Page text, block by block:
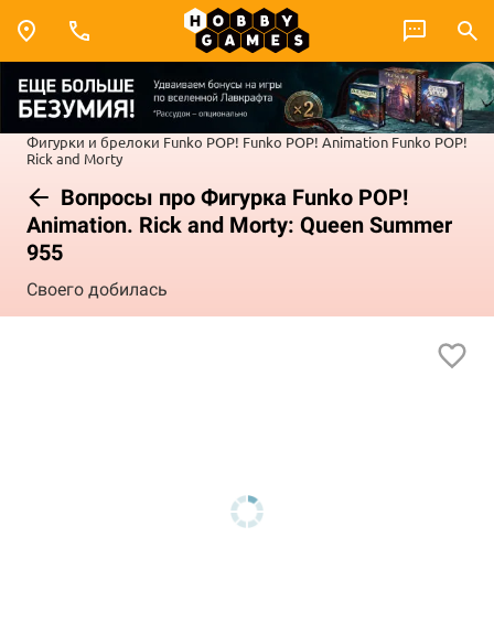
Фигурки и брелоки Funko POP! Funko POP! Animation Funko POP!
Rick and Morty
Вопросы про Фигурка Funko POP!
Animation. Rick and Morty: Queen Summer
955
Своего добилась